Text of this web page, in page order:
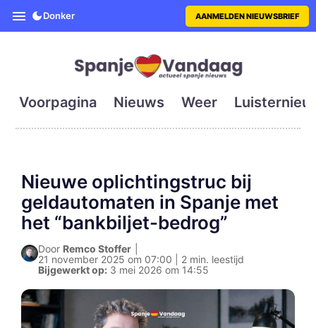
SpanjeVandaag is de eerste
Donker AANMELDEN NIEUWSBRIEF
Voorpagina Nieuws Weer
Nieuwe oplichtingstruc bij
geldautomaten in Spanje met
het “bankbiljet-bedrog”
Door Remco Stoffer
21 november 2025 om 07:00 | 2 min. leestijd
Bijgewerkt op: 3 mei 2026 om 14:55